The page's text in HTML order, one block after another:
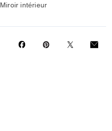
Miroir intérieur